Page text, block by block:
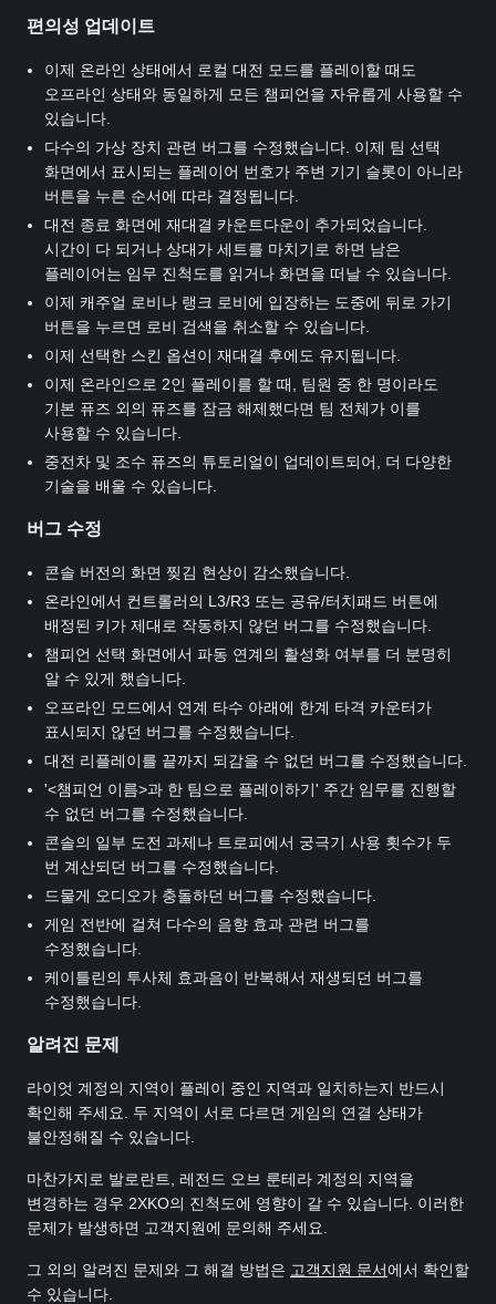
편의성 업데이트
이제 온라인 상태에서 로컬 대전 모드를 플레이할 때도
오프라인 상태와 동일하게 모든 챔피언을 자유롭게 사용할 수
있습니다.
다수의 가상 장치 관련 버그를 수정했습니다. 이제 팀 선택
화면에서 표시되는 플레이어 번호가 주변 기기 슬롯이 아니라
버튼을 누른 순서에 따라 결정됩니다.
대전 종료 화면에 재대결 카운트다운이 추가되었습니다.
시간이 다 되거나 상대가 세트를 마치기로 하면 남은
플레이어는 임무 진척도를 읽거나 화면을 떠날 수 있습니다.
이제 캐주얼 로비나 랭크 로비에 입장하는 도중에 뒤로 가기
버튼을 누르면 로비 검색을 취소할 수 있습니다.
이제 선택한 스킨 옵션이 재대결 후에도 유지됩니다.
이제 온라인으로 2인 플레이를 할 때, 팀원 중 한 명이라도
기본 퓨즈 외의 퓨즈를 잠금 해제했다면 팀 전체가 이를
사용할 수 있습니다.
중전차 및 조수 퓨즈의 튜토리얼이 업데이트되어, 더 다양한
기술을 배울 수 있습니다.
버그 수정
콘솔 버전의 화면 찢김 현상이 감소했습니다.
온라인에서 컨트롤러의 L3/R3 또는 공유/터치패드 버튼에
배정된 키가 제대로 작동하지 않던 버그를 수정했습니다.
챔피언 선택 화면에서 파동 연계의 활성화 여부를 더 분명히
알 수 있게 했습니다.
오프라인 모드에서 연계 타수 아래에 한계 타격 카운터가
표시되지 않던 버그를 수정했습니다.
대전 리플레이를 끝까지 되감을 수 없던 버그를 수정했습니다.
'<챔피언 이름>과 한 팀으로 플레이하기' 주간 임무를 진행할
수 없던 버그를 수정했습니다.
콘솔의 일부 도전 과제나 트로피에서 궁극기 사용 횟수가 두
번 계산되던 버그를 수정했습니다.
드물게 오디오가 충돌하던 버그를 수정했습니다.
게임 전반에 걸쳐 다수의 음향 효과 관련 버그를
수정했습니다.
케이틀린의 투사체 효과음이 반복해서 재생되던 버그를
수정했습니다.
알려진 문제
라이엇 계정의 지역이 플레이 중인 지역과 일치하는지 반드시
확인해 주세요. 두 지역이 서로 다르면 게임의 연결 상태가
불안정해질 수 있습니다.
마찬가지로 발로란트, 레전드 오브 룬테라 계정의 지역을
변경하는 경우 2XKO의 진척도에 영향이 갈 수 있습니다. 이러한
문제가 발생하면 고객지원에 문의해 주세요.
그 외의 알려진 문제와 그 해결 방법은 고객지원 문서에서 확인할
수 있습니다.